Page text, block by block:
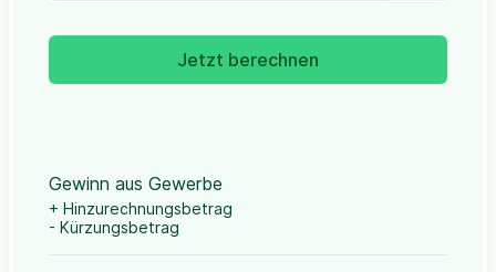
Jetzt berechnen
Gewinn aus Gewerbe
+ Hinzurechnungsbetrag
- Kürzungsbetrag